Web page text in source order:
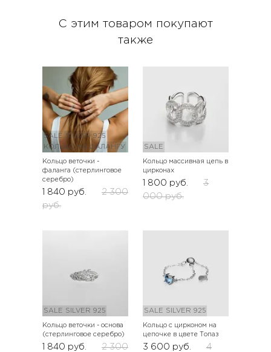
С этим товаром покупают
также
SALE SILVER 925
КОЛЬЦО НА ФАЛАНГУ
Кольцо веточки -
фаланга (стерлинговое
серебро)
1 840 руб.
2 300
руб.
SALE
Кольцо массивная цепь в
цирконах
1 800 руб.
3
000 руб.
SALE SILVER 925
Кольцо веточки - основа
(стерлинговое серебро)
1 840 руб.
2 300
SALE SILVER 925
Кольцо с цирконом на
цепочке в цвете Топаз
3 600 руб.
4